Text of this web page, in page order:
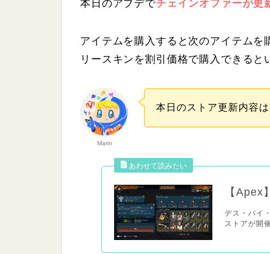
.
本日のアプデでチェインオファーが更
アイテムを購入すると次のアイテム
リースキンを割引価格で購入できると
Marin
本日のストア更新内容
【
デス・バイ
ストアが開